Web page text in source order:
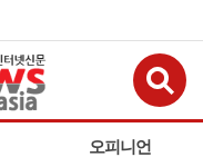
오피니언